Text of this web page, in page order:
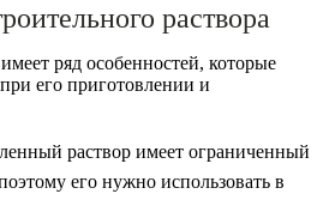
раствора
ряд особенностей, которые
его приготовлении и
раствор имеет ограниченный
его нужно использовать в